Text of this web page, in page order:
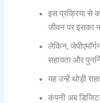
इस प्रक्रिया से
जीवन पर इसका
लेकिन,
सहायता और
यह उन्हें थोड़ी
कंपनी अब